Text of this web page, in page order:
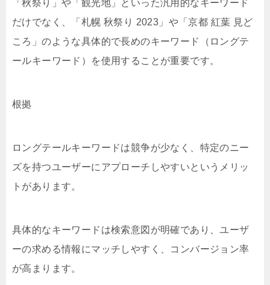
「秋祭り」や「観光地」といった汎用的なキーワード
だけでなく、「札幌 秋祭り 2023」や「京都 紅葉 見ど
ころ」のような具体的で長めのキーワード（ロングテ
ールキーワード）を使用することが重要です。
根拠
ロングテールキーワードは競争が少なく、特定のニー
ズを持つユーザーにアプローチしやすいというメリッ
トがあります。
具体的なキーワードは検索意図が明確であり、ユーザ
ーの求める情報にマッチしやすく、コンバージョン率
が高まります。